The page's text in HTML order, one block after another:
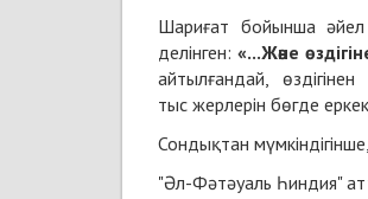
Шариғат бойынша әйел
делінген: «...Және
айтылғандай,
тыс жерлерін бөгде
Сондықтан
"Әл-Фәтәуаль Һиндия"